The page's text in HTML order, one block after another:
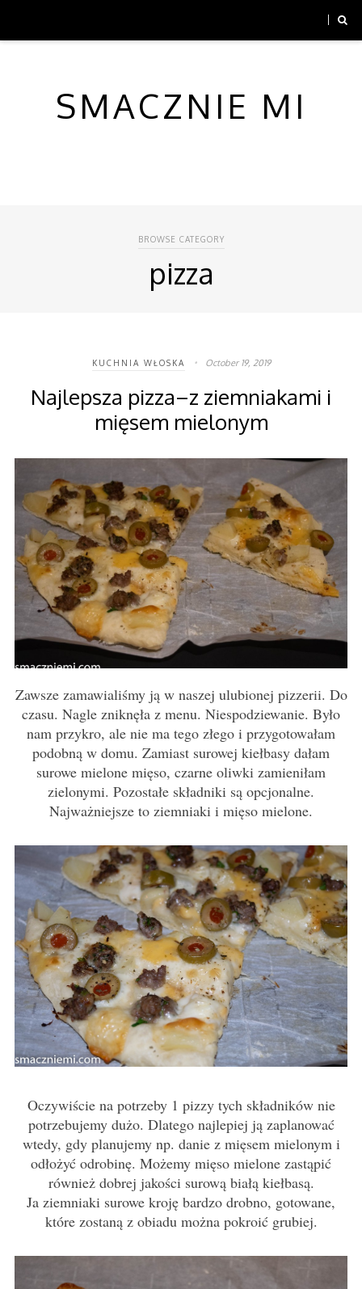
SMACZNIE MI
BROWSE CATEGORY
pizza
KUCHNIA WŁOSKA October 19, 2019
Najlepsza pizza–z ziemniakami i
mięsem mielonym
Zawsze zamawialiśmy ją w naszej ulubionej pizzerii. Do
czasu. Nagle zniknęła z menu. Niespodziewanie. Było
nam przykro, ale nie ma tego złego i przygotowałam
podobną w domu. Zamiast surowej kiełbasy dałam
surowe mielone mięso, czarne oliwki zamieniłam
zielonymi. Pozostałe składniki są opcjonalne.
Najważniejsze to ziemniaki i mięso mielone.
Oczywiście na potrzeby 1 pizzy tych składników nie
potrzebujemy dużo. Dlatego najlepiej ją zaplanować
wtedy, gdy planujemy np. danie z mięsem mielonym i
odłożyć odrobinę. Możemy mięso mielone zastąpić
również dobrej jakości surową białą kiełbasą.
Ja ziemniaki surowe kroję bardzo drobno, gotowane,
które zostaną z obiadu można pokroić grubiej.